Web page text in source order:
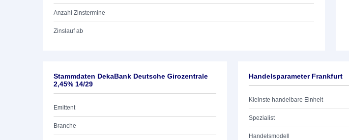
Anzahl Zinstermine
Zinslauf ab
Stammdaten DekaBank Deutsche Girozentrale
2,45% 14/29
Emittent
Branche
Handelsparameter Frankfurt
Kleinste handelbare Einheit
Spezialist
Handelsmodell